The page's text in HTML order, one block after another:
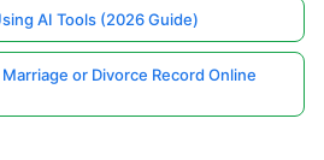
AI Tools (2026 Guide)
or Divorce Record Online